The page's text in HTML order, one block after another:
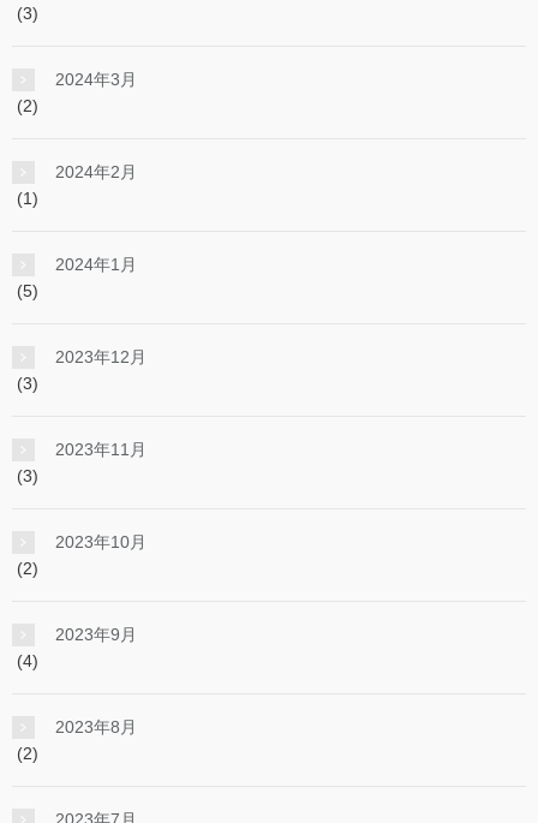
(3)
2024年3月
(2)
2024年2月
(1)
2024年1月
(5)
2023年12月
(3)
2023年11月
(3)
2023年10月
(2)
2023年9月
(4)
2023年8月
(2)